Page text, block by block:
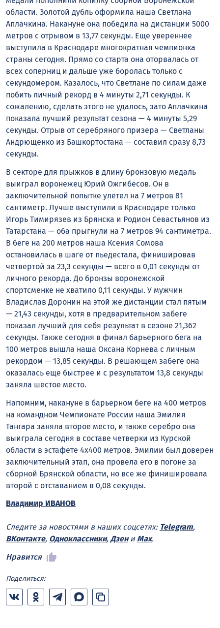
области. Золотой дубль оформила наша Светлана
Аплачкина. Накануне она победила на дистанции 5000
метров с отрывом в 13,77 секунды. Еще увереннее
выступила в Краснодаре многократная чемпионка
страны сегодня. Прямо со старта она оторвалась от
всех соперниц и дальше уже боролась только с
секундомером. Казалось, что Светлане по силам даже
побить личный рекорд в 4 минуты 2,71 секунды. К
сожалению, сделать этого не удалось, зато Аплачкина
показала лучший результат сезона — 4 минуты 5,29
секунды. Отрыв от серебряного призера — Светланы
Андрющенко из Башкортостана — составил сразу 8,73
секунды.
В секторе для прыжков в длину бронзовую медаль
выиграл воронежец Юрий Ожгибесов. Он в
заключительной попытке улетел на 7 метров 81
сантиметр. Лучше выступили в Краснодаре только
Игорь Тимирязев из Брянска и Родион Севастьянов из
Татарстана — оба прыгнули на 7 метров 94 сантиметра.
В беге на 200 метров наша Ксения Сомова
остановилась в шаге от пьедестала, финишировав
четвертой за 23,3 секунды — всего в 0,01 секунды от
личного рекорда. До бронзы воронежской
спортсменке не хватило 0,11 секунды. У мужчин
Владислав Доронин на этой же дистанции стал пятым
— 21,43 секунды, хотя в предварительном забеге
показал лучший для себя результат в сезоне 21,362
секунды. Также сегодня в финал барьерного бега на
100 метров вышла наша Оксана Корнева с личным
рекордом — 13,85 секунды. В решающем забеге она
оказалась еще быстрее и с результатом 13,8 секунды
заняла шестое место.
Напомним, накануне в барьерном беге на 400 метров
на командном Чемпионате России наша Эмилия
Тангара заняла второе место, и также серебро она
выиграла сегодня в составе четверки из Курской
области в эстафете 4х400 метров. Эмилии был доверен
заключительный этап, она провела его в погоне за
сборной Брянской области, но все же финишировала
второй с отставанием в 0,08 секунды.
Владимир ИВАНОВ
Следите за новостями в наших соцсетях: Telegram,
ВКонтакте, Одноклассники, Дзени Max.
Нравится
Поделиться: